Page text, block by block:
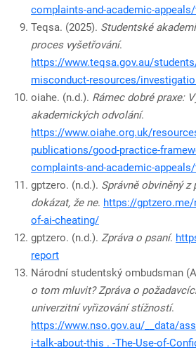
complaints-and-academic-
Teqsa. (2025). Studentské
proces vyšetřování.
https://www.teqsa.gov.au/
misconduct-resources/
oiahe. (n.d.). Rámec dobré praxe:
akademických odvolání.
https://www.oiahe.org.uk/
publications/good-practice-
complaints-and-academic-
gptzero. (n.d.). Správně obviněný z
dokázat, že ne. https://
of-ai-cheating/
gptzero. (n.d.). Zpráva o psaní.
report
Národní studentský ombudsman
o tom mluvit? Zpráva o
univerzitní vyřizování stížností.
https://www.nso.gov.au/__data/
i-talk-about-this . -The-Use-of-